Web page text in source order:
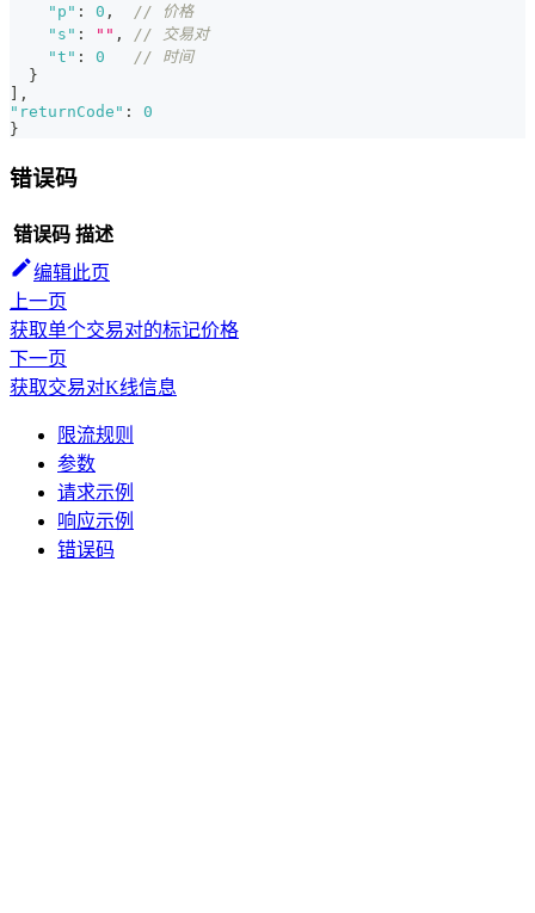
"p" : 0 ,
// 价格
"s" : "" ,
// 交易对
"t" : 0
// 时间
}
] ,
"returnCode" :
0
}
错误码
错误码 描述
编辑此页
上一页
获取单个交易对的标记价格
下一页
获取交易对K线信息
限流规则
参数
请求示例
响应示例
错误码